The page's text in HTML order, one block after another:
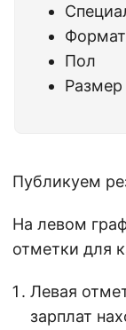
Пол
Публикуем
На левом
отметки для
Левая
зарплат